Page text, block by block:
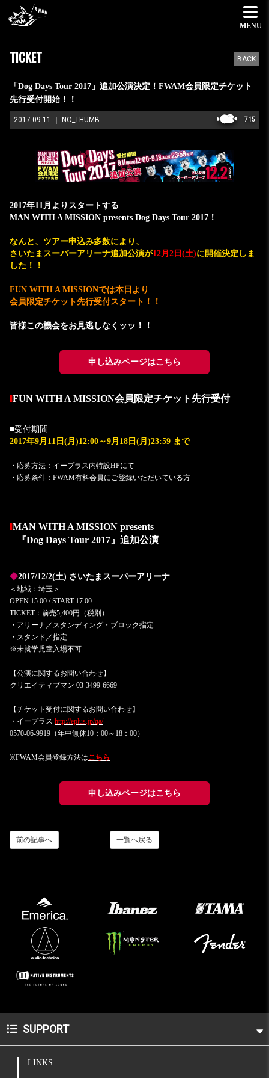
MENU
TICKET BACK
「Dog Days Tour 2017」追加公演決定！FWAM会員限定チケット
先行受付開始！！
2017-09-11 NO_THUMB 715
2017年11月よりスタートする
MAN WITH A MISSION presents Dog Days Tour 2017！
なんと、ツアー申込み多数により、
さいたまスーパーアリーナ追加公演が12月2日(土)に開催決定しま
した！！
FUN WITH A MISSIONでは本日より
会員限定チケット先行受付スタート！！
皆様この機会をお見逃しなくッッ！！
申し込みページはこちら
‖FUN WITH A MISSION会員限定チケット先行受付
■受付期間
2017年9月11日(月)12:00～9月18日(月)23:59 まで
・応募方法：イープラス内特設HPにて
・ 応募条件：FWAM有料会員にご登録いただいている方
‖MAN WITH A MISSION presents
『Dog Days Tour 2017』追加公演
◆2017/12/2(土) さいたまスーパーアリーナ
＜地域：埼玉＞
OPEN 15:00 / START 17:00
TICKET：前売5,400円（税別）
・アリーナ／スタンディング・ブロック指定
・スタンド／指定
※未就学児童入場不可​
【公演に関するお問い合わせ】​
クリエイティブマン 03-3499-6669
【チケット受付に関するお問い合わせ】
・イープラス http://eplus.jp/qa/
0570-06-9919（年中無休10：00～18：00）
※FWAM会員登録方法はこちら
申し込みページはこちら
一覧へ戻る
前の記事へ
SUPPORT
LINKS